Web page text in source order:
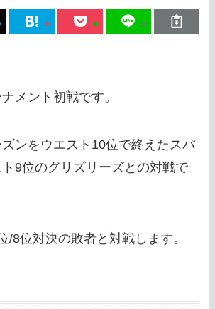
メント初戦です。
ンをウエスト10位で終えたスパ
9位のグリズリーズとの対戦で
/8位対決の敗者と対戦します。